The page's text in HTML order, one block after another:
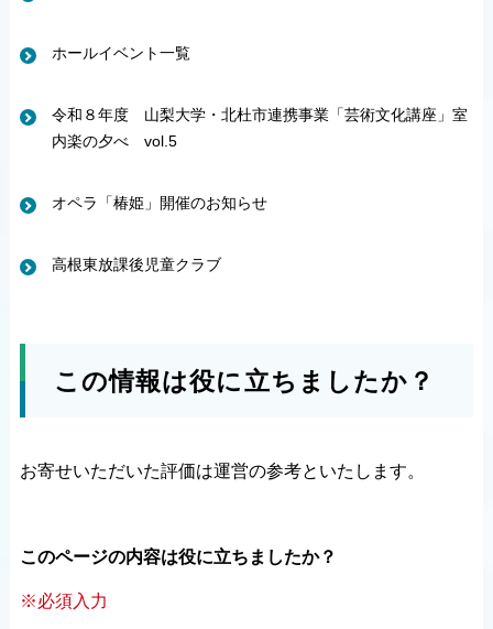
ホールイベント一覧
令和８年度 山梨大学・北杜市連携事業「芸術文化講座」室
内楽の夕べ vol.5
オペラ「椿姫」開催のお知らせ
高根東放課後児童クラブ
この情報は役に立ちましたか？
お寄せいただいた評価は運営の参考といたします。
このページの内容は役に立ちましたか？
※必須入力